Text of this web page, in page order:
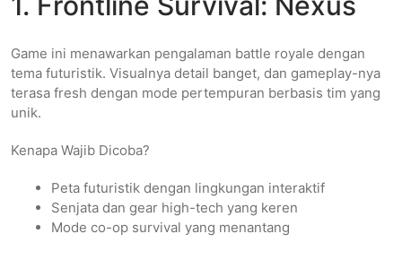
Game ini menawarkan pengalaman battle royale dengan
tema futuristik. Visualnya detail banget, dan gameplay-nya
terasa fresh dengan mode pertempuran berbasis tim yang
unik.
Kenapa Wajib Dicoba?
Peta futuristik dengan lingkungan interaktif
Senjata dan gear high-tech yang keren
Mode co-op survival yang menantang